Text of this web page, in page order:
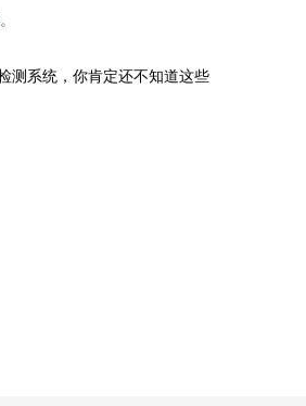
测系统，你肯定还不知道这些